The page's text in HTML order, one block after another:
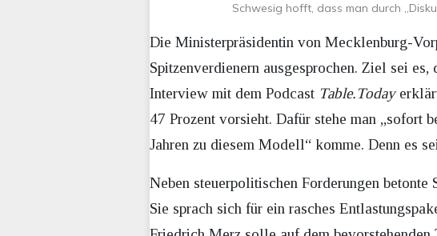
Schwesig hofft, dass man durch
Die Ministerpräsidentin von Mecklenburg-
Spitzenverdienern ausgesprochen. Ziel sei
Interview mit dem Podcast Table.Today
47 Prozent vorsieht. Dafür stehe man „sofort
Jahren zu diesem Modell“ komme. Denn es
Neben steuerpolitischen Forderungen
Sie sprach sich für ein rasches